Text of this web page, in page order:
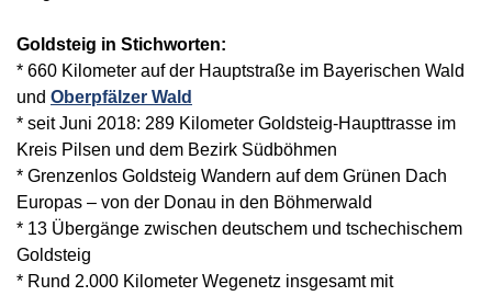
Goldsteig in Stichworten:
* 660 Kilometer auf der Hauptstraße im Bayerischen Wald
und Oberpfälzer Wald
* seit Juni 2018: 289 Kilometer Goldsteig-Haupttrasse im
Kreis Pilsen und dem Bezirk Südböhmen
* Grenzenlos Goldsteig Wandern auf dem Grünen Dach
Europas – von der Donau in den Böhmerwald
* 13 Übergänge zwischen deutschem und tschechischem
Goldsteig
* Rund 2.000 Kilometer Wegenetz insgesamt mit